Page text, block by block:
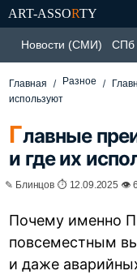
ART-ASSORTY
Новости (СМИ) СПб
Главная Разное
используют
Главные
и где их
✎ Блинцов ⏱ 12.09.2025 👁
Почему именно
повсеместным
и даже